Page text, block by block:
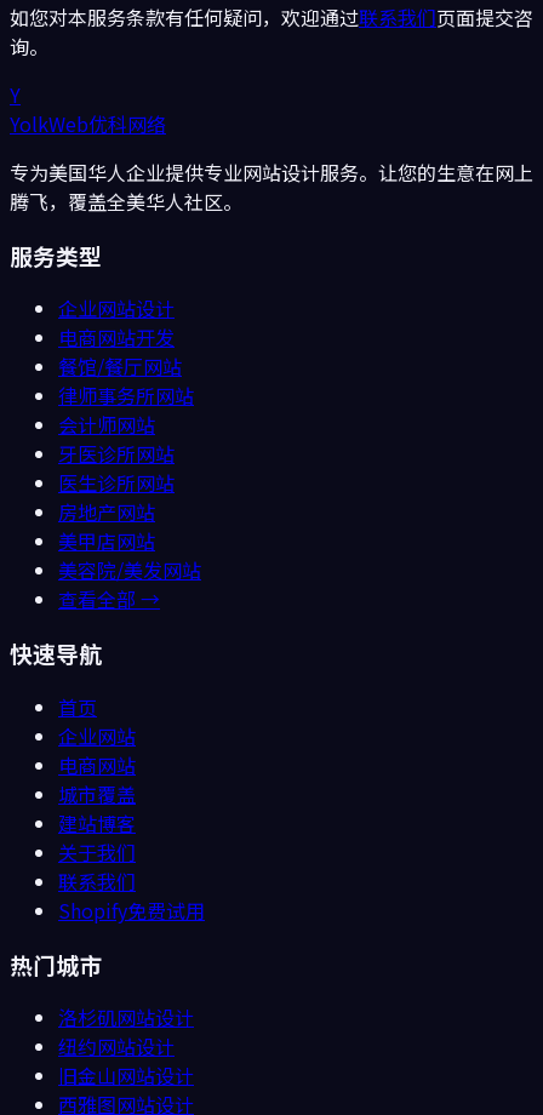
如您对本服务条款有任何疑问，欢迎通过联系我们页面提交咨
询。
Y
YolkWeb优科网络
专为美国华人企业提供专业网站设计服务。让您的生意在网上
腾飞，覆盖全美华人社区。
服务类型
企业网站设计
电商网站开发
餐馆/餐厅网站
律师事务所网站
会计师网站
牙医诊所网站
医生诊所网站
房地产网站
美甲店网站
美容院/美发网站
查看全部 →
快速导航
首页
企业网站
电商网站
城市覆盖
建站博客
关于我们
联系我们
Shopify免费试用
热门城市
洛杉矶网站设计
纽约网站设计
旧金山网站设计
西雅图网站设计